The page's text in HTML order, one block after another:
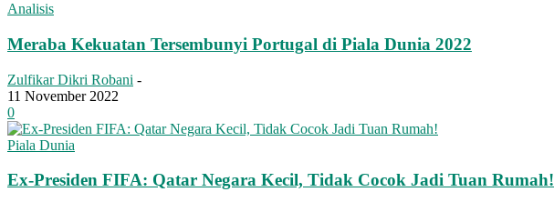
Analisis
Meraba Kekuatan Tersembunyi Portugal di Piala Dunia 2022
Zulfikar Dikri Robani -
11 November 2022
0
Piala Dunia
Ex-Presiden FIFA: Qatar Negara Kecil, Tidak Cocok Jadi Tuan Rumah!